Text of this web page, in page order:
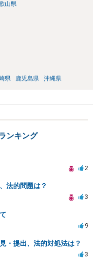
山県
県 鹿児島県 沖縄県
ンキング
2
法的問題は？
3
9
・提出、法的対処法は？
3